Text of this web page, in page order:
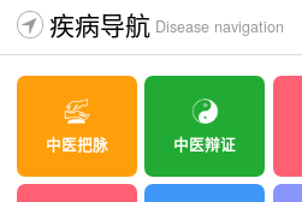
疾病导航 Disease navigation
中医把脉 中医辩证